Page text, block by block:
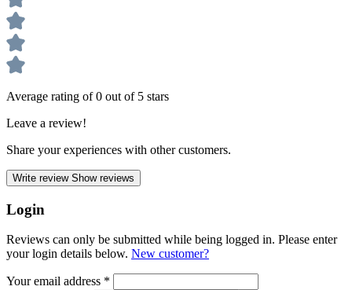
Average rating of 0 out of 5 stars
Leave a review!
Share your experiences with other customers.
Write review Show reviews
Login
Reviews can only be submitted while being logged in. Please enter
your login details below. New customer?
Your email address *